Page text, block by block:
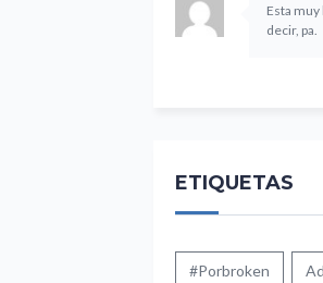
Esta
decir, pa.
ETIQUETAS
#porbroken